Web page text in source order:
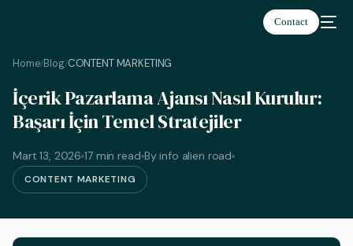
Contact
Home/Blog/CONTENT MARKETING
İçerik Pazarlama Ajansı Nasıl Kurulur:
Başarı İçin Temel Stratejiler
Mart 13, 2026 17 min read By info alien road
CONTENT MARKETING